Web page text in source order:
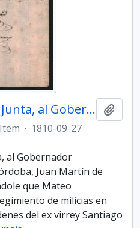
Oficio de la Primera Junta, al Gobernador Intendente interino de Córdoba, Juan Martín de Pueyrredón
Item · 1810-09-27
al Gobernador
Juan Martín de
que Mateo
de milicias en
del ex virrey Santiago